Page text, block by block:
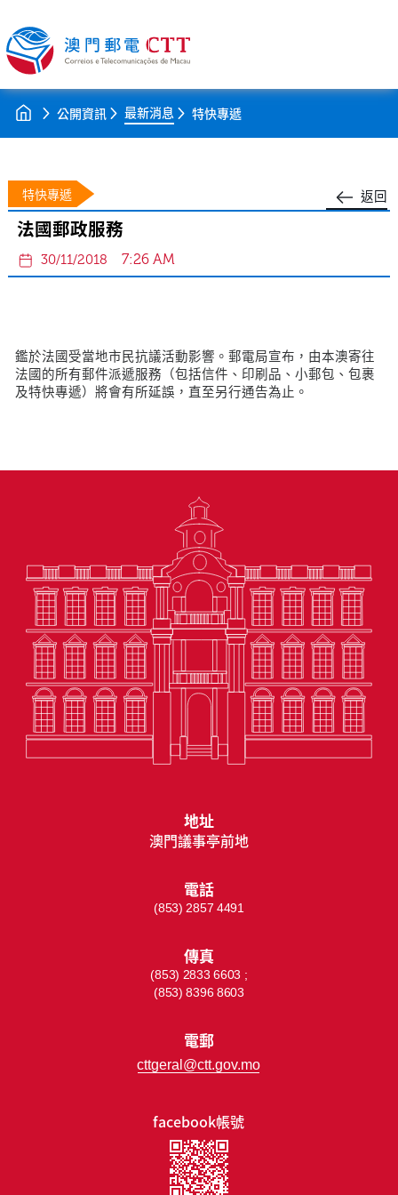
公開資訊 最新消息 特快專遞
返回
特快專遞
法國郵政服務
30/11/2018 7:26 AM
鑑於法國受當地市民抗議活動影響。郵電局宣布，由本澳寄往
法國的所有郵件派遞服務（包括信件、印刷品、小郵包、包裹
及特快專遞）將會有所延誤，直至另行通告為止。
facebook帳號
地址
澳門議事亭前地
電話
(853) 2857 4491
傳真
(853) 2833 6603 ;
(853) 8396 8603
電郵
cttgeral@ctt.gov.mo